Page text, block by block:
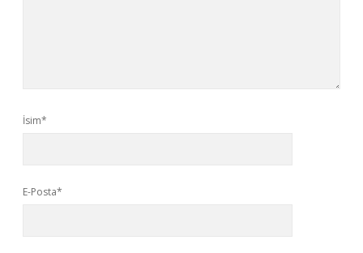
İsim*
E-Posta*